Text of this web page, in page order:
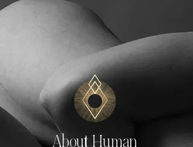
About Human